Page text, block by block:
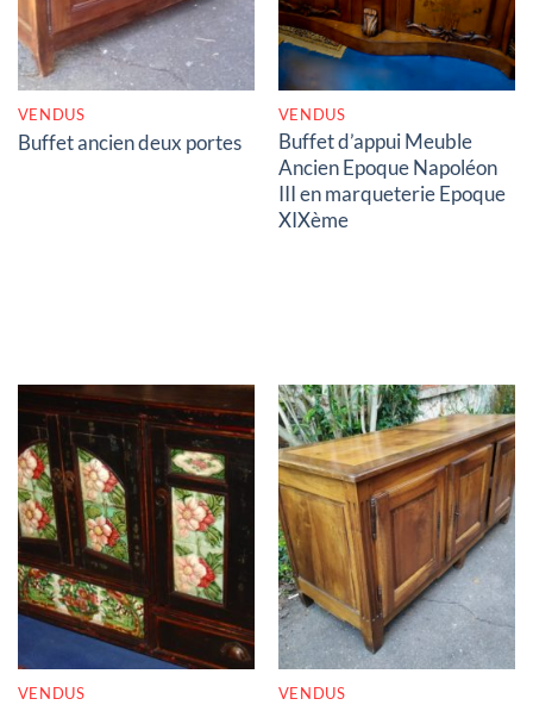
VENDUS
Buffet ancien deux portes
VENDUS
Buffet d’appui Meuble
Ancien Epoque Napoléon
III en marqueterie Epoque
XIXème
RUPTURE DE STOCK
VENDUS
RUPTURE DE STOCK
VENDUS